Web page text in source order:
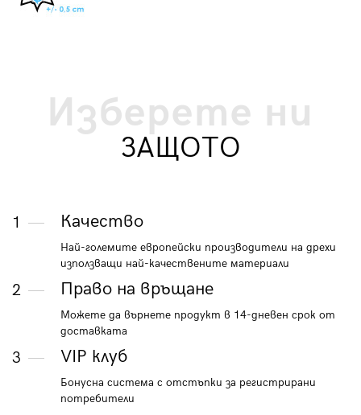
Изберете ни
ЗАЩОТО
1 Качество
Най-големите европейски производители на дрехи
използващи най-качествените материали
2 Право на връщане
Можете да върнете продукт в 14-дневен срок от
доставката
3 VIP клуб
Бонусна система с отстъпки за регистрирани
потребители